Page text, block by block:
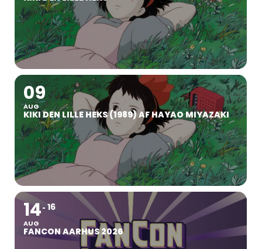
09
AUG
KIKI DEN LILLE HEKS (1989) AF HAYAO MIYAZAKI
14
AUG
16
FANCON AARHUS 2026